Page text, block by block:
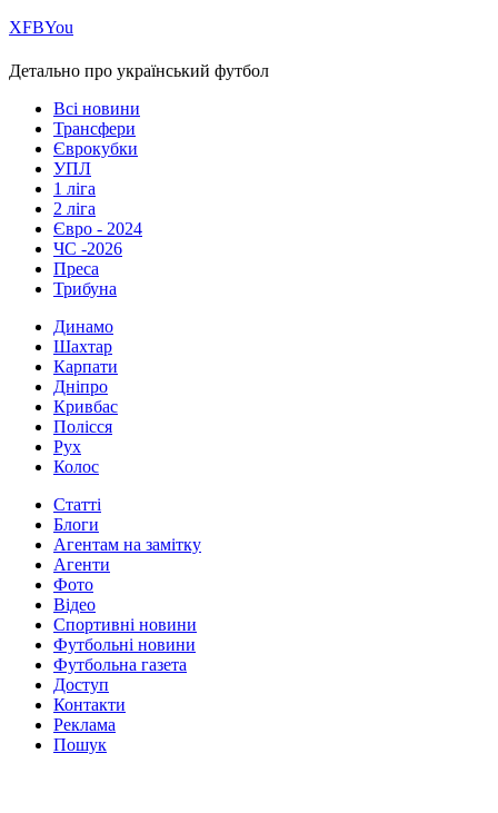
ХFBYou
Детально про український футбол
Всі новини
Трансфери
Єврокубки
УПЛ
1 ліга
2 ліга
Євро - 2024
ЧС -2026
Преса
Трибуна
Динамо
Шахтар
Карпати
Дніпро
Кривбас
Полісся
Рух
Колос
Статті
Блоги
Агентам на замітку
Агенти
Фото
Відео
Спортивні новини
Футбольні новини
Футбольна газета
Доступ
Контакти
Реклама
Пошук